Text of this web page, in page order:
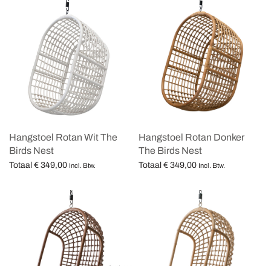
Hangstoel Rotan Wit The
Birds Nest
Totaal € 349,00 Incl. Btw.
Hangstoel Rotan Donker
The Birds Nest
Totaal € 349,00 Incl. Btw.